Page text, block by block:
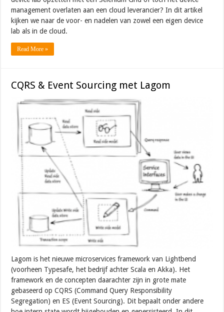
management overlaten aan een cloud leverancier? In dit artikel
kijken we naar de voor- en nadelen van zowel een eigen device
lab als in de cloud.
Read More »
CQRS & Event Sourcing met Lagom
Lagom is het nieuwe microservices framework van Lightbend
(voorheen Typesafe, het bedrijf achter Scala en Akka). Het
framework en de concepten daarachter zijn in grote mate
gebaseerd op CQRS (Command Query Responsibility
Segregation) en ES (Event Sourcing). Dit bepaalt onder andere